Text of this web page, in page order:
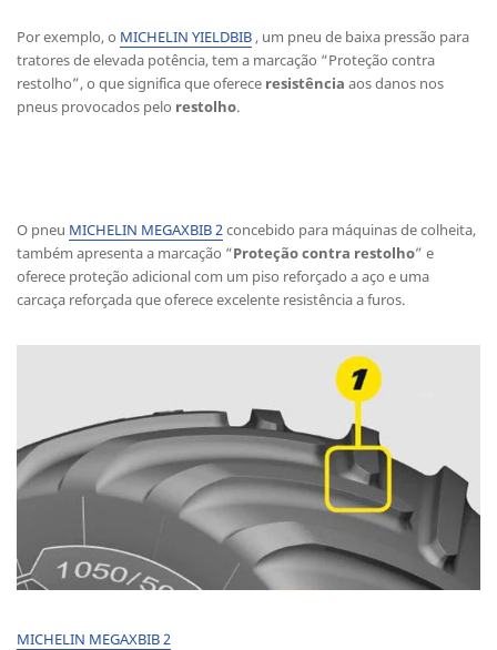
Por exemplo, o MICHELIN YIELDBIB , um pneu de baixa pressão para
tratores de elevada potência, tem a marcação “Proteção contra
restolho”, o que significa que oferece resistência aos danos nos
pneus provocados pelo restolho.
O pneu MICHELIN MEGAXBIB 2concebido para máquinas de colheita,
também apresenta a marcação “Proteção contra restolho” e
oferece proteção adicional com um piso reforçado a aço e uma
carcaça reforçada que oferece excelente resistência a furos.
MICHELIN MEGAXBIB 2